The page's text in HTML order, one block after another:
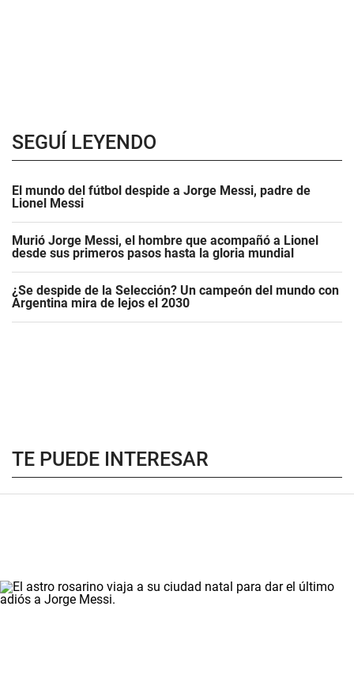
SEGUÍ LEYENDO
El mundo del fútbol despide a Jorge Messi, padre de
Lionel Messi
Murió Jorge Messi, el hombre que acompañó a Lionel
desde sus primeros pasos hasta la gloria mundial
¿Se despide de la Selección? Un campeón del mundo con
Argentina mira de lejos el 2030
TE PUEDE INTERESAR